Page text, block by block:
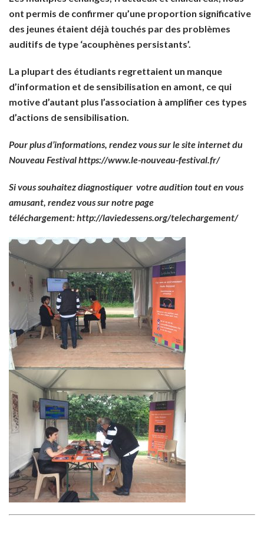
ont permis de confirmer qu’une proportion significative
des jeunes étaient déjà touchés par des problèmes
auditifs de type ‘acouphènes persistants’.
La plupart des étudiants regrettaient un manque
d’information et de sensibilisation en amont, ce qui
motive d’autant plus l’association à amplifier ces types
d’actions de sensibilisation.
Pour plus d’informations, rendez vous sur le site internet du
Nouveau Festivalhttps://www.le-nouveau-festival.fr/
Si vous souhaitez diagnostiquer votre audition tout en vous
amusant, rendez vous sur notre page
téléchargement:http://laviedessens.org/telechargement/